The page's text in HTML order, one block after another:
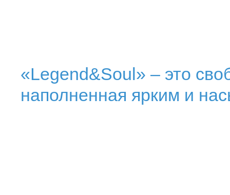
«Legend&Soul» – это
наполненная ярким и